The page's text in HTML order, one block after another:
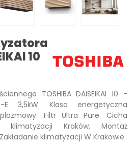
10
TOSHIBA DAISEIKAI 10 -
E 3,5kW. Klasa energetyczna
Filtr Ultra Pure. Cicha
Kraków, Montaż
klimatyzacji W Krakowie